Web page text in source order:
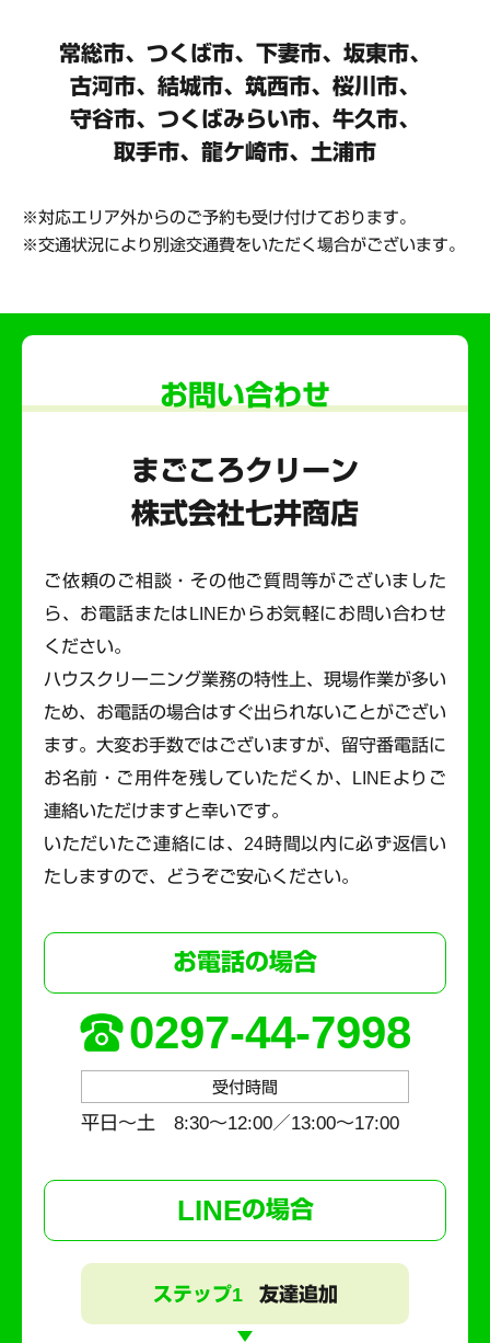
常総市、つくば市、下妻市、坂東市、
古河市、結城市、筑西市、桜川市、
守谷市、 つくばみらい市、牛久市、
取手市、龍ケ崎市、土浦市
対応エリア外からのご予約も受け付けております。
交通状況により別途交通費をいただく場合がございます。
お問い合わせ
まごころクリーン
株式会社七井商店
ご依頼のご相談・その他ご質問等がございました
ら、お電話またはLINEからお気軽にお問い合わせ
ください。
ハウスクリーニング業務の特性上、現場作業が多い
ため、お電話の場合はすぐ出られないことがござい
ます。 大変お手数ではございますが、留守番電話に
お名前・ご用件を残していただくか、LINEよりご
連絡いただけますと幸いです。
いただいたご連絡には、24時間以内に必ず返信い
たしますので、どうぞご安心ください。
お電話の場合
0297-44-7998
受付時間
平日～土 8:30〜12:00／13:00〜17:00
LINEの場合
ステップ1 友達追加